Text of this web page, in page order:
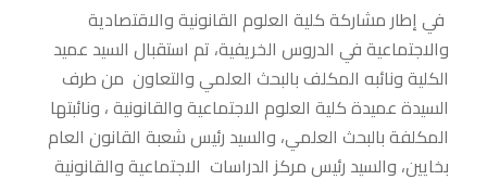
في إطار مشاركة كلية العلوم القانونية والاقتصادية
والاجتماعية في الدروس الخريفية، تم استقبال السيد عميد
الكلية ونائبه المكلف بالبحث العلمي والتعاون من طرف
السيدة عميدة كلية العلوم الاجتماعية والقانونية ، ونائبتها
المكلفة بالبحث العلمي، والسيد رئيس شعبة القانون العام
بخايين، والسيد رئيس مركز الدراسات الاجتماعية والقانونية